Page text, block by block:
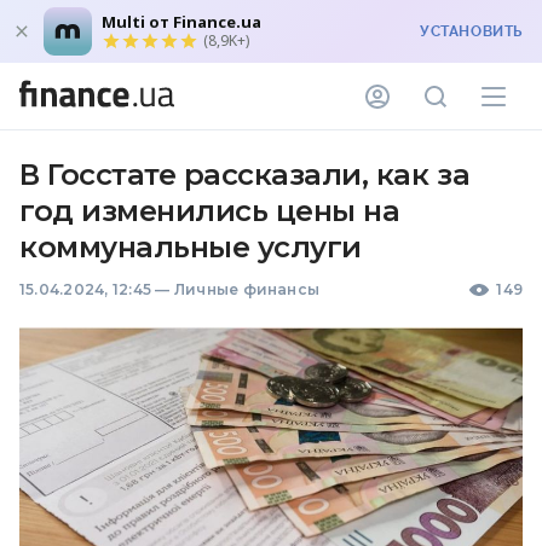
Multi от Finance.ua
(8,9K+) УСТАНОВИТЬ
В Госстате рассказали, как за
год изменились цены на
коммунальные услуги
15.04.2024, 12:45 — Личные финансы 149